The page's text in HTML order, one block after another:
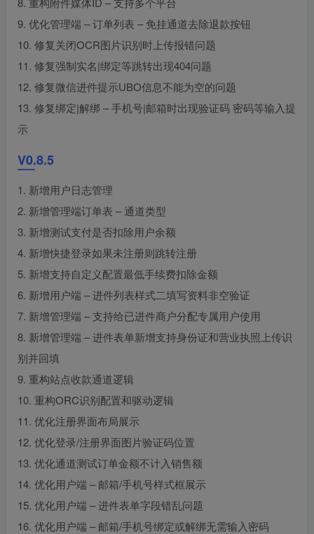
9. 优化管理端 – 订单列表 – 免挂通道去除退款按钮
10. 修复关闭OCR图片识别时上传报错问题
11. 修复强制实名|绑定等跳转出现404问题
12. 修复微信进件提示UBO信息不能为空的问题
13. 修复绑定|解绑 – 手机号|邮箱时出现验证码 密码等输入提
示
V0.8.5
1. 新增用户日志管理
2. 新增管理端订单表 – 通道类型
3. 新增测试支付是否扣除用户余额
4. 新增快捷登录如果未注册则跳转注册
5. 新增支持自定义配置最低手续费扣除金额
6. 新增用户端 – 进件列表样式二填写资料非空验证
7. 新增管理端 – 支持给已进件商户分配专属用户使用
8. 新增管理端 – 进件表单新增支持身份证和营业执照上传识
别并回填
9. 重构站点收款通道逻辑
10. 重构ORC识别配置和驱动逻辑
11. 优化注册界面布局展示
12. 优化登录/注册界面图片验证码位置
13. 优化通道测试订单金额不计入销售额
14. 优化用户端 – 邮箱/手机号样式框展示
15. 优化用户端 – 进件表单字段错乱问题
16. 优化用户端 – 邮箱/手机号绑定或解绑无需输入密码